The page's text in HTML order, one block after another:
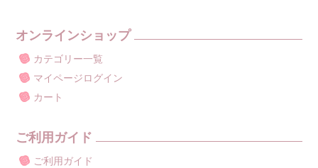
オンラインショップ
カテゴリー一覧
マイページログイン
カート
ご利用ガイド
ご利用ガイド